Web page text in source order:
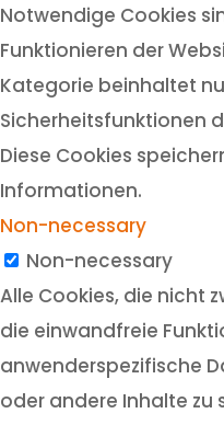
Notwendige Cookies
Funktionieren der
Kategorie beinhaltet
Sicherheitsfunktionen
Diese Cookies
Informationen.
Non-necessary
Non-necessary
Alle Cookies, die nicht
die einwandfreie
anwenderspezifische
oder andere Inhalte zu